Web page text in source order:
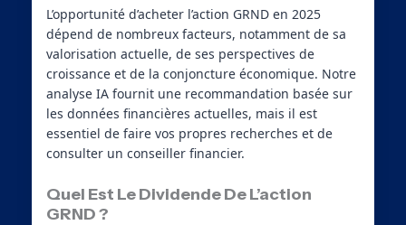
L’opportunité d’acheter l’action GRND en 2025
dépend de nombreux facteurs, notamment de sa
valorisation actuelle, de ses perspectives de
croissance et de la conjoncture économique. Notre
analyse IA fournit une recommandation basée sur
les données financières actuelles, mais il est
essentiel de faire vos propres recherches et de
consulter un conseiller financier.
Quel Est Le Dividende De L’action
GRND ?